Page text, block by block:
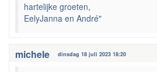
hartelijke groeten,
EelyJanna en André"
michele dinsdag 18 juli 2023 18:20